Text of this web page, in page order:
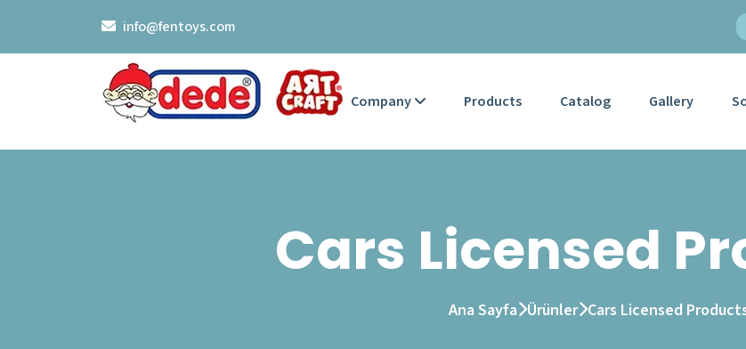
info@fentoys.com
Company Products Catalog Gallery
Cars Licensed
Ana Sayfa Ürünler Cars Licensed